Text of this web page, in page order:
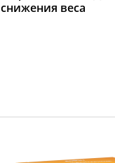
снижения веса